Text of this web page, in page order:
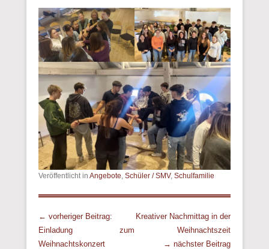
Veröffentlicht in Angebote, Schüler / SMV, Schulfamilie
Beitrags Übersicht
← vorheriger Beitrag:
Einladung zum
Weihnachtskonzert
Kreativer Nachmittag in der
Weihnachtszeit
→ nächster Beitrag